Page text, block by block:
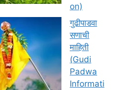
on)
गुढीपाडवा
सणाची
माहिती
(Gudi
Padwa
Informati